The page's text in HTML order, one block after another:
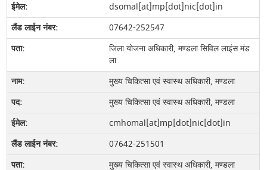
dsomal[at]mp[dot]nic[dot]in
07642-252547
जिला योजना अधिकारी, मण्डला सिविल लाइंस मंड
ला
मुख्‍य चिकित्‍सा एवं स्‍वास्‍थ अधिकारी, मण्‍डला
मुख्य चिकित्सा एवं स्वास्थ अधिकारी, मण्डला
cmhomal[at]mp[dot]nic[dot]in
07642-251501
मुख्य चिकित्सा एवं स्वास्थ अधिकारी, मण्डला